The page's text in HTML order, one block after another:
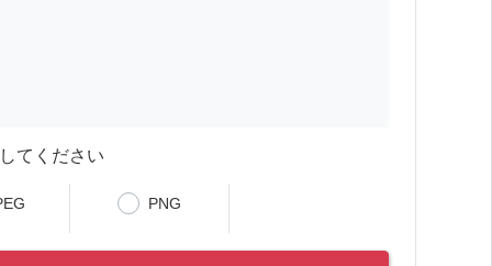
てください
PNG